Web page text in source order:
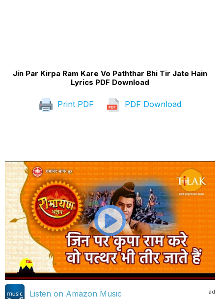
Jin Par Kirpa Ram Kare Vo Paththar Bhi Tir Jate Hain
Lyrics PDF Download
Print PDF PDF Download
ad
Listen on Amazon Music